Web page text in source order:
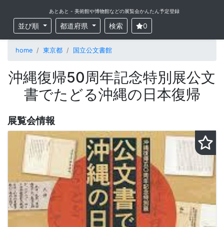
あとあと - 美術館や博物館などの展覧会かんたん予定登録
並び順 都道府県 検索 0
home 東京都 国立公文書館
沖縄復帰50周年記念特別展公文
書でたどる沖縄の日本復帰
展覧会情報